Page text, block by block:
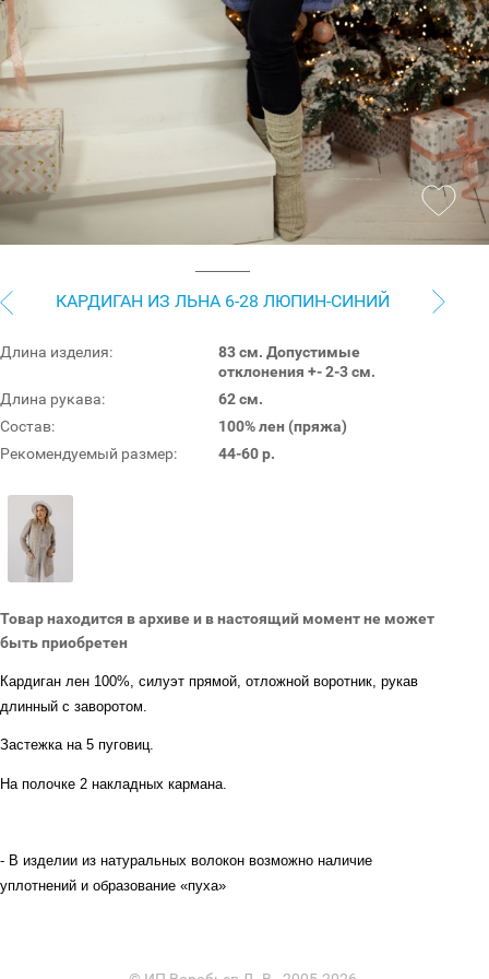
КАРДИГАН ИЗ ЛЬНА 6-28 ЛЮПИН-СИНИЙ
Длина изделия:
83 см. Допустимые
отклонения +- 2-3 см.
Длина рукава:
62 см.
Состав:
100% лен (пряжа)
Рекомендуемый размер:
44-60 р.
Товар находится в архиве и в настоящий момент не может
быть приобретен
Кардиган лен 100%, силуэт прямой, отложной воротник, рукав
длинный с заворотом.
Застежка на 5 пуговиц.
На полочке 2 накладных кармана.
- В изделии из натуральных волокон возможно наличие
уплотнений и образование «пуха»